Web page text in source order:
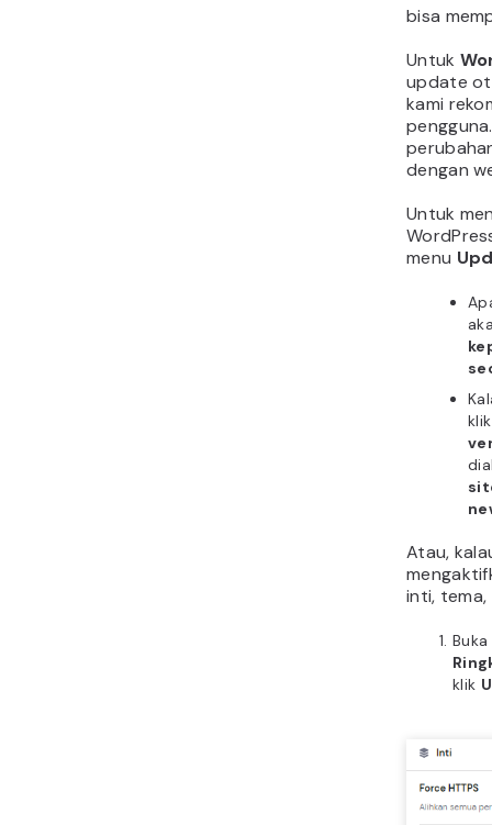
bisa
Untuk
update
kami
dengan
Untuk
menu
Atau,
inti, tema,
klik